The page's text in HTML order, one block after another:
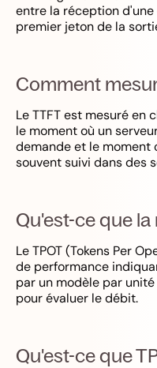
entre la réception
premier jeton de la
Comment
Le TTFT est mesuré
le moment où un
demande et le moment
souvent suivi dans des
Qu'est-ce que
Le TPOT (Tokens Per
de performance
par un modèle par
pour évaluer le débit.
Qu'est-ce que